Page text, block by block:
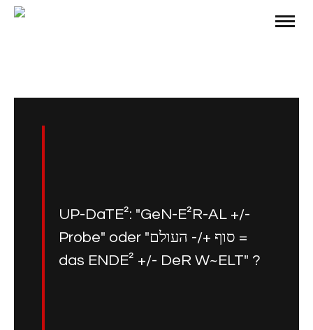
UP-DaTE²: "GeN-E²R-AL +/-
Probe" oder "סוף +/- העולם =
das ENDE² +/- DeR W~ELT" ?